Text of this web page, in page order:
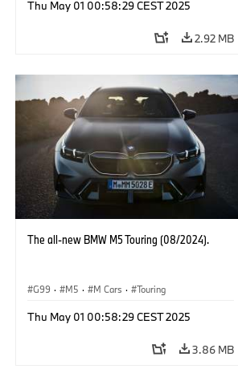
Thu May 01 00:58:29 CEST 2025
2.92 MB
The all-new BMW M5 Touring (08/2024).
G99 · M5 · M Cars · Touring
Thu May 01 00:58:29 CEST 2025
3.86 MB